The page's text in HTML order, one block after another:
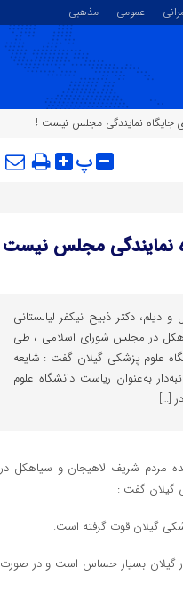
عمومی
مذهبی
ی جایگاه نمایندگی مجلس نیست !
پ
نمایندگی مجلس نیست
دیلم، دکتر ذبیح نیکفر لیالستانی
در مجلس شورای اسلامی ، طی
علوم پزشکی گیلان گفت : شایعه
به‌عنوان ریاست دانشگاه علوم
[…]
مردم شریف لاهیجان و سیاهکل در
گیلان گفت :
گیلان قوت گرفته است.
گیلان بسیار حساس است و در صورت